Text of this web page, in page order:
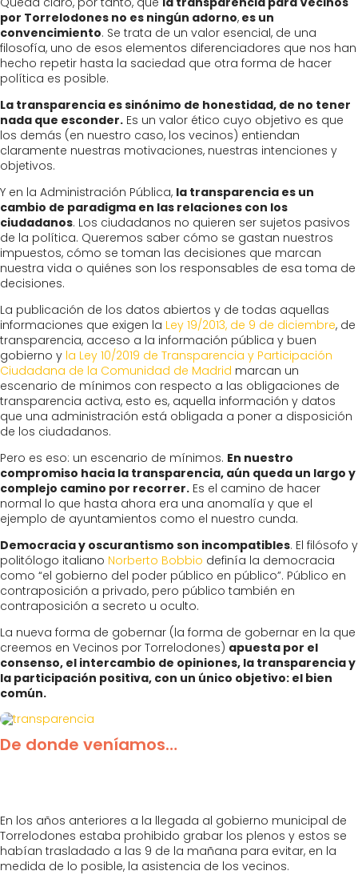
por Torrelodones no es ningún adorno, es un
convencimiento. Se trata de un valor esencial, de una
filosofía, uno de esos elementos diferenciadores que nos han
hecho repetir hasta la saciedad que otra forma de hacer
política es posible.
La transparencia es sinónimo de honestidad, de no tener
nada que esconder. Es un valor ético cuyo objetivo es que
los demás (en nuestro caso, los vecinos) entiendan
claramente nuestras motivaciones, nuestras intenciones y
objetivos.
Y en la Administración Pública, la transparencia es un
cambio de paradigma en las relaciones con los
ciudadanos. Los ciudadanos no quieren ser sujetos pasivos
de la política. Queremos saber cómo se gastan nuestros
impuestos, cómo se toman las decisiones que marcan
nuestra vida o quiénes son los responsables de esa toma de
decisiones.
La publicación de los datos abiertos y de todas aquellas
informaciones que exigen la Ley 19/2013, de 9 de diciembre, de
transparencia, acceso a la información pública y buen
gobierno y la Ley 10/2019 de Transparencia y Participación
Ciudadana de la Comunidad de Madrid marcan un
escenario de mínimos con respecto a las obligaciones de
transparencia activa, esto es, aquella información y datos
que una administración está obligada a poner a disposición
de los ciudadanos.
Pero es eso: un escenario de mínimos. En nuestro
compromiso hacia la transparencia, aún queda un largo y
complejo camino por recorrer. Es el camino de hacer
normal lo que hasta ahora era una anomalía y que el
ejemplo de ayuntamientos como el nuestro cunda.
Democracia y oscurantismo son incompatibles. El filósofo y
politólogo italiano Norberto Bobbio definía la democracia
como “el gobierno del poder público en público”. Público en
contraposición a privado, pero público también en
contraposición a secreto u oculto.
La nueva forma de gobernar (la forma de gobernar en la que
creemos en Vecinos por Torrelodones) apuesta por el
consenso, el intercambio de opiniones, la transparencia y
la participación positiva, con un único objetivo: el bien
común.
De donde veníamos…
En los años anteriores a la llegada al gobierno municipal de
Torrelodones estaba prohibido grabar los plenos y estos se
habían trasladado a las 9 de la mañana para evitar, en la
medida de lo posible, la asistencia de los vecinos.